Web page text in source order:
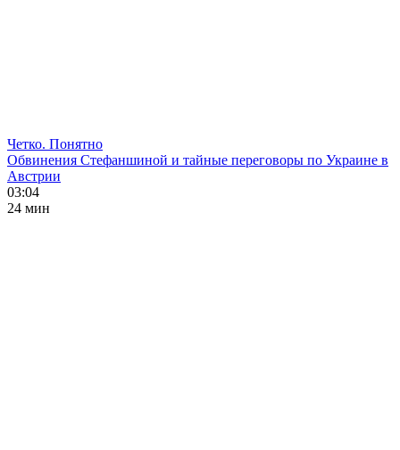
Четко. Понятно
Обвинения Стефаншиной и тайные переговоры по Украине в
Австрии
03:04
24 мин